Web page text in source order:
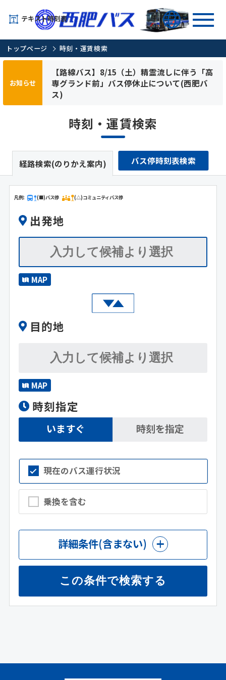
テキスト時刻表
トップページ 時刻・運賃検索
お知らせ
【路線バス】8/15（土）精霊流しに伴う「高
専グランド前」バス停休止について(西肥バ
ス)
時刻・運賃検索
経路検索(のりかえ案内) バス停時刻表検索
凡例: (■)バス停 (△)コミュニティバス停
出発地
MAP
目的地
MAP
時刻指定
いますぐ 時刻を指定
現在のバス運行状況
乗換を含む
詳細条件(含まない)
この条件で検索する